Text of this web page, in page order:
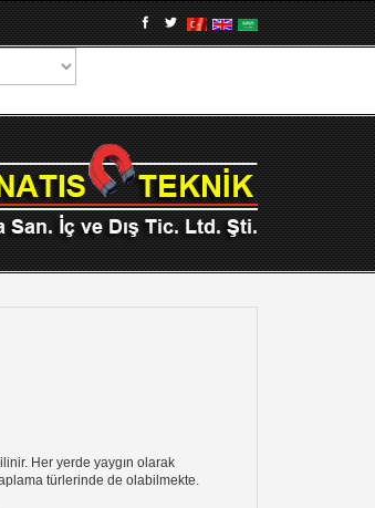
Her yerde yaygın olarak
türlerinde de olabilmekte.